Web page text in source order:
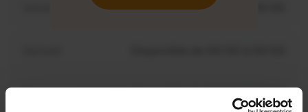
Disponible de 00:00 à 00:00